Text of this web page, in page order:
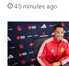
45 minutes ago